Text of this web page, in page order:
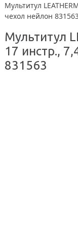
Мультитул
чехол нейлон
Мультитул
17 инстр.,
831563